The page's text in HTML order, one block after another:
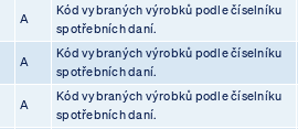
A
Kód vybraných výrobků podle číselníku
spotřebních daní.
A
Kód vybraných výrobků podle číselníku
spotřebních daní.
A
Kód vybraných výrobků podle číselníku
spotřebních daní.